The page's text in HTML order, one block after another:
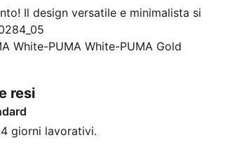
Il design versatile e minimalista si
a qualsiasi outfit. Dotate di
un'ammortizzazione ottimale,
donano un tocco di eleganza
+ VANTAGGI
è realizzata con almeno il 30%
e la parte inferiore con almeno il
White-PUMA White-PUMA Gold
resi
giorni lavorativi.